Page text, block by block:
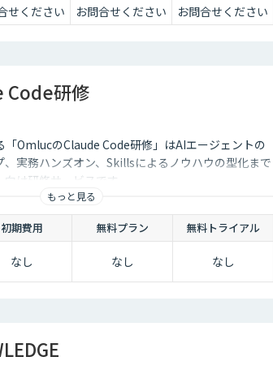
せください お問合せください お問合せください
Code研修
OmlucのClaude Code研修」はAIエージェントの
実務ハンズオン、Skillsによるノウハウの型化まで
け研修サービスです。
もっと見る
初期費用 無料プラン 無料トライアル
なし なし なし